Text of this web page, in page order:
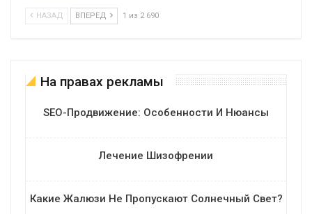
НАЗАД ВПЕРЕД 1 из 2 690
На правах рекламы
SEO-Продвижение: Особенности И Нюансы
Лечение Шизофрении
Какие Жалюзи Не Пропускают Солнечный Свет?